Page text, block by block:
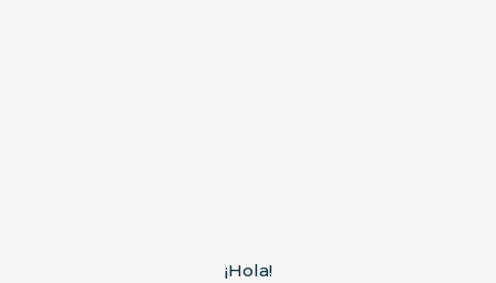
¡Hola!